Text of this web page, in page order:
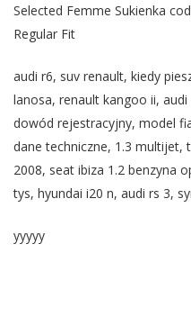
Selected Femme Sukienka
Regular Fit
audi r6, suv renault, kiedy
lanosa, renault kangoo ii,
dowód rejestracyjny, model
dane techniczne, 1.3
2008, seat ibiza 1.2 benzyna
tys, hyundai i20 n, audi rs 3,
yyyyy